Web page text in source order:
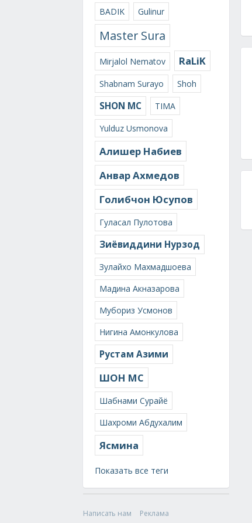
BADIK Gulinur
Master Sura
Mirjalol Nematov RaLiK
Shabnam Surayo Shoh
SHON MC
TIMA
Yulduz Usmonova
Алишер Набиев
Анвар Ахмедов
Голибчон Юсупов
Гуласал Пулотова
Зиёвиддини Нурзод
Зулайхо Махмадшоева
Мадина Акназарова
Мубориз Усмонов
Нигина Амонкулова
Рустам Азими
ШОН МС
Шабнами Сурайё
Шахроми Абдухалим
Ясмина
Показать все теги
Написать нам
Реклама